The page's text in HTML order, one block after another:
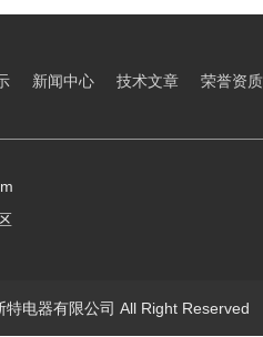
新闻中心 技术文章 荣誉资质
特电器有限公司 All Right